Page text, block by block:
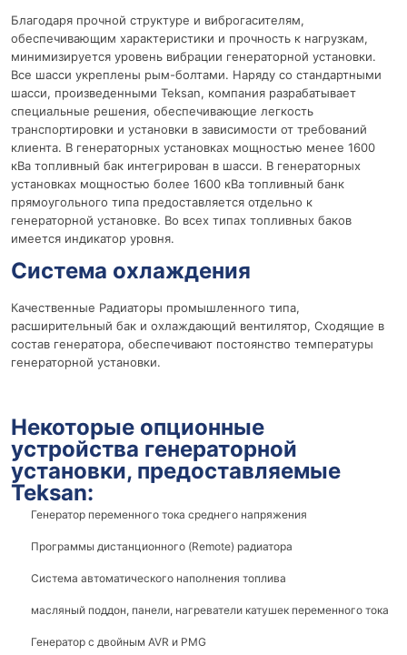
Благодаря прочной структуре и виброгасителям,
обеспечивающим характеристики и прочность к нагрузкам,
минимизируется уровень вибрации генераторной установки.
Все шасси укреплены рым-болтами. Наряду со стандартными
шасси, произведенными Teksan, компания разрабатывает
специальные решения, обеспечивающие легкость
транспортировки и установки в зависимости от требований
клиента. В генераторных установках мощностью менее 1600
кВа топливный бак интегрирован в шасси. В генераторных
установках мощностью более 1600 кВа топливный банк
прямоугольного типа предоставляется отдельно к
генераторной установке. Во всех типах топливных баков
имеется индикатор уровня.
Система охлаждения
Качественные Радиаторы промышленного типа,
расширительный бак и охлаждающий вентилятор, Сходящие в
состав генератора, обеспечивают постоянство температуры
генераторной установки.
Некоторые опционные
устройства генераторной
установки, предоставляемые
Teksan:
Генератор переменного тока среднего напряжения
Программы дистанционного (Remote) радиатора
Система автоматического наполнения топлива
масляный поддон, панели, нагреватели катушек переменного тока
Генератор с двойным AVR и PMG